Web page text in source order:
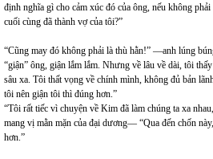
định nghĩa gì cho cảm xúc đó của ông, nếu không
cuối cùng đã thành vợ của tôi?”
“Cũng may đó không phải là thù hằn!” —anh lúng
“giận” ông, giận lắm lắm. Nhưng về lâu về dài, tôi
sâu xa. Tôi thất vọng về chính mình, không đủ bản
tôi nên giận tôi thì đúng hơn.”
“Tôi rất tiếc vì chuyện về Kim đã làm chúng ta xa
mang vị mằn mặn của đại dương— “Qua đến chốn
hơn.”